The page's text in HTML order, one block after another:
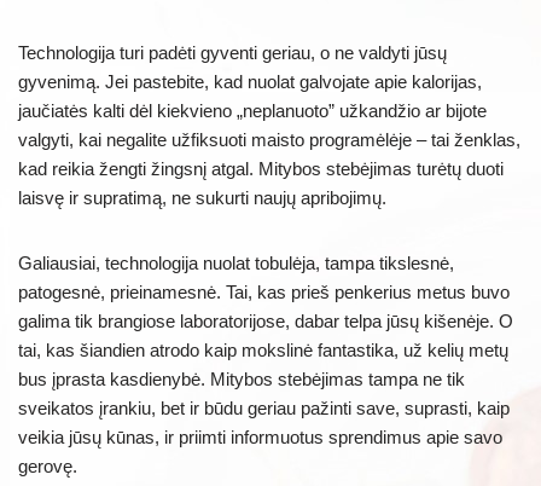
Technologija turi padėti gyventi geriau, o ne valdyti jūsų
gyvenimą. Jei pastebite, kad nuolat galvojate apie kalorijas,
jaučiatės kalti dėl kiekvieno „neplanuoto” užkandžio ar bijote
valgyti, kai negalite užfiksuoti maisto programėlėje – tai ženklas,
kad reikia žengti žingsnį atgal. Mitybos stebėjimas turėtų duoti
laisvę ir supratimą, ne sukurti naujų apribojimų.
Galiausiai, technologija nuolat tobulėja, tampa tikslesnė,
patogesnė, prieinamesnė. Tai, kas prieš penkerius metus buvo
galima tik brangiose laboratorijose, dabar telpa jūsų kišenėje. O
tai, kas šiandien atrodo kaip mokslinė fantastika, už kelių metų
bus įprasta kasdienybė. Mitybos stebėjimas tampa ne tik
sveikatos įrankiu, bet ir būdu geriau pažinti save, suprasti, kaip
veikia jūsų kūnas, ir priimti informuotus sprendimus apie savo
gerovę.